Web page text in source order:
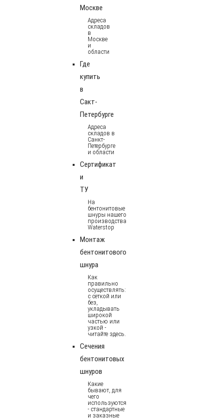
Москве
Адреса
складов
в
Москве
и
области
Где
купить
в
Сакт-
Петербурге
Адреса
складов в
Санкт-
Петербурге
и области
Сертификат
и
ТУ
На
бентонитовые
шнуры нашего
производства
Waterstop
Монтаж
бентонитового
шнура
Как
правильно
осуществлять:
с сеткой или
без,
укладывать
широкой
частью или
узкой -
читайте здесь.
Сечения
бентонитовых
шнуров
Какие
бывают, для
чего
используются
- стандартные
и заказные